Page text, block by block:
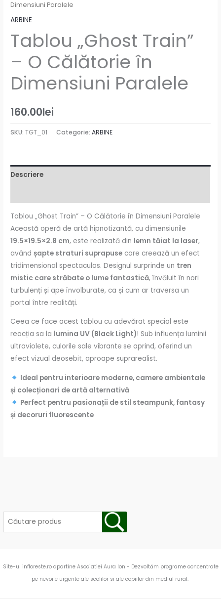
Dimensiuni Paralele
ARBINE
Tablou „Ghost Train”
– O Călătorie în
Dimensiuni Paralele
160.00lei
SKU:TGT_01 Categorie:ARBINE
Descriere
Tablou „Ghost Train” – O Călătorie în Dimensiuni Paralele
Această operă de artă hipnotizantă, cu dimensiunile
19.5×19.5×2.8 cm, este realizată din lemn tăiat la laser,
avândșapte straturi suprapuse care creează un efect
tridimensional spectaculos. Designul surprinde un tren
mistic care străbate o lume fantastică, învăluit în nori
turbulenți și ape învolburate, ca și cum ar traversa un
portal între realități.
Ceea ce face acest tablou cu adevărat special este
reacția sa la lumina UV (Black Light)! Sub influența luminii
ultraviolete, culorile sale vibrante se aprind, oferind un
efect vizual deosebit, aproape suprarealist.
Ideal pentru interioare moderne, camere ambientale
și colecționari de artă alternativă
Perfect pentru pasionații de stil steampunk, fantasy
și decoruri fluorescente
Site-ul infloreste.ro apartine Asociatiei Aura Ion - Dezvoltăm programe concentrate
pe nevoile urgente ale scolilor si ale copiilor din mediul rural.